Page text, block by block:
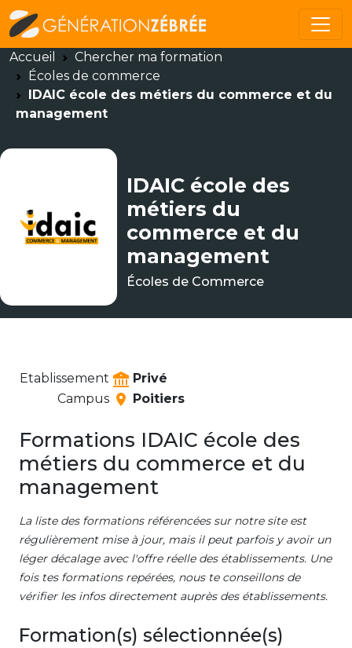
Accueil
Chercher ma formation
Écoles de commerce
IDAIC école des métiers du commerce et du
management
IDAIC école des
métiers du
commerce et du
management
Écoles de Commerce
Etablissement
Privé
Campus
Poitiers
Formations IDAIC école des
métiers du commerce et du
management
La liste des formations référencées sur notre site est
régulièrement mise à jour, mais il peut parfois y avoir un
léger décalage avec l'offre réelle des établissements. Une
fois tes formations repérées, nous te conseillons de
vérifier les infos directement auprès des établissements.
Formation(s) sélectionnée(s)